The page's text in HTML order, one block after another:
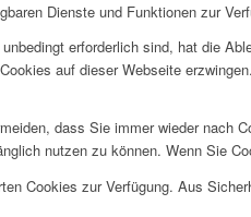
Dienste und Funktionen zur
erforderlich sind, hat die
auf dieser Webseite
dass Sie immer wieder
nutzen zu können. Wenn Sie
Cookies zur Verfügung. Aus